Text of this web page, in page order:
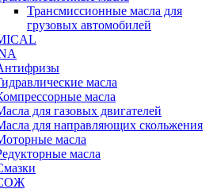
Трансмиссионные масла для
грузовых автомобилей
масла
масла
для газовых двигателей
для направляющих скольжения
масла
масла